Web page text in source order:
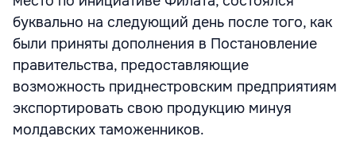
буквально на следующий день после того, как
были приняты дополнения в Постановление
правительства, предоставляющие
возможность приднестровским предприятиям
экспортировать свою продукцию минуя
молдавских таможенников.